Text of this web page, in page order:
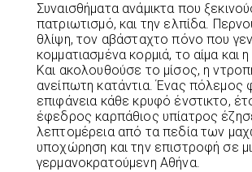
Συναισθήματα ανάμικτα που
πατριωτισμό, και την ελπίδα.
θλίψη, τον αβάσταχτο πόνο που
κομματιασμένα κορμιά, το αίμα και
Και ακολουθούσε το μίσος, η
ανείπωτη κατάντια. Ένας πόλεμος
επιφάνεια κάθε κρυφό ένστικτο,
έφεδρος καρπάθιος υπίατρος
λεπτομέρεια από τα πεδία των
υποχώρηση και την επιστροφή σε
γερμανοκρατούμενη Αθήνα.